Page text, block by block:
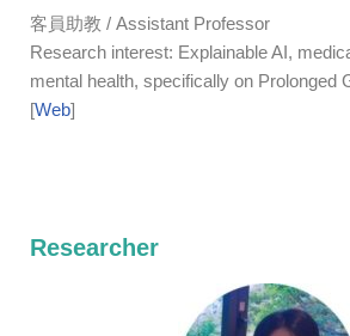
客員助教 / Assistant Professor
Research interest: Explainable AI,
mental health, specifically on Prolonged
[Web]
Researcher